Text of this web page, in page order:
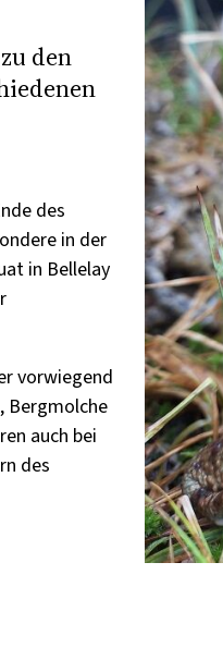
den
des
in der
in Bellelay
vorwiegend
Bergmolche
auch bei
des